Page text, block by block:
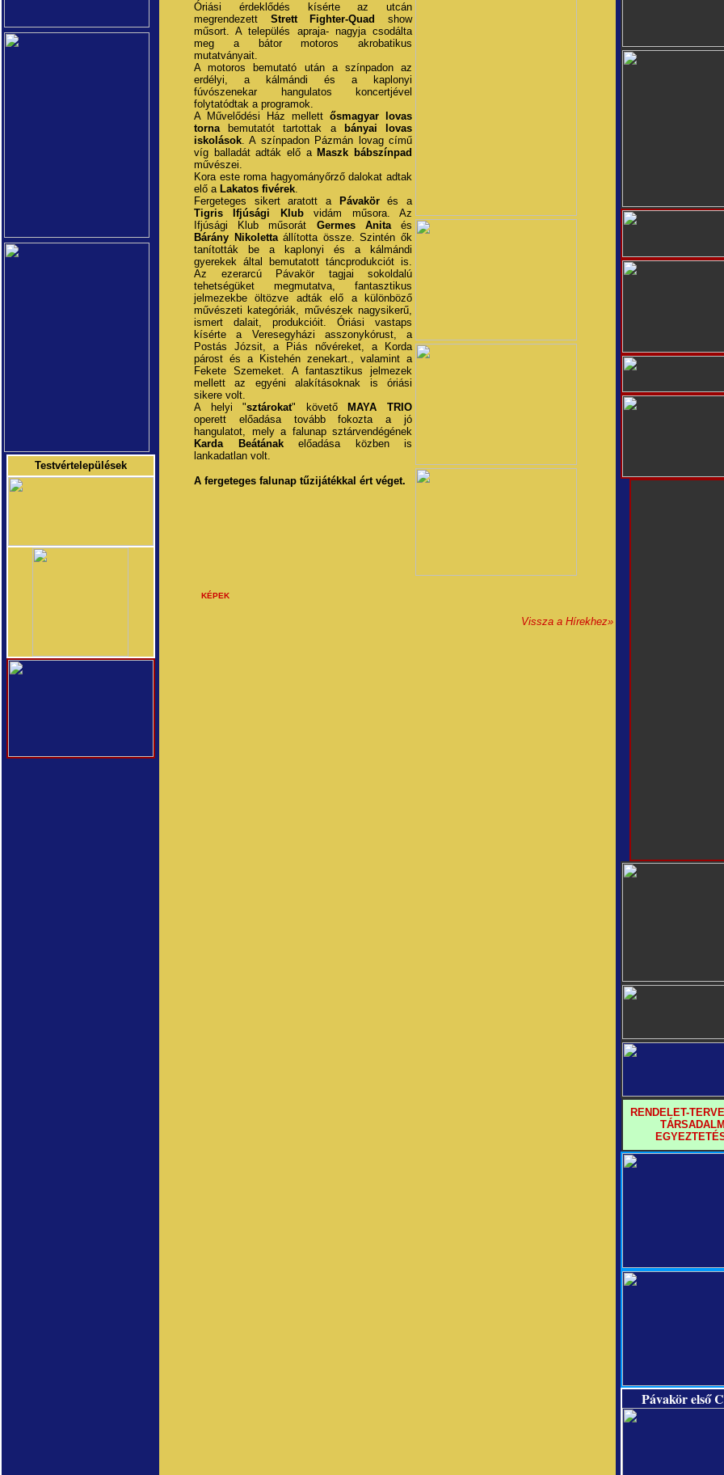
Testvértelepülések
Óriási érdeklődés kísérte az utcán
megrendezett Strett Fighter-Quad
show
műsort. A település apraja- nagyja csodálta
meg a bátor motoros akrobatikus
mutatványait.
A motoros bemutató után a színpadon az
erdélyi, a kálmándi és a kaplonyi
fúvószenekar hangulatos koncertjével
folytatódtak a programok.
A Művelődési Ház mellett ősmagyar lovas
tornabemutatót tartottak a
bányai lovas
iskolások. A színpadon Pázmán lovag című
víg balladát adták elő a Maszk bábszínpad
művészei.
Kora este roma hagyományőrző dalokat adtak
elő a Lakatos fivérek.
Fergeteges sikert aratott a
Pávakörés a
Tigris Ifjúsági Klubvidám műsora. Az
Ifjúsági Klub műsorát Germes Anitaés
Bárány Nikolettaállította össze. Szintén ők
tanították be a kaplonyi és a kálmándi
gyerekek által bemutatott táncprodukciót is.
Az ezerarcú Pávakör tagjai sokoldalú
tehetségüket megmutatva, fantasztikus
jelmezekbe öltözve adták elő a különböző
művészeti kategóriák, művészek nagysikerű,
ismert dalait, produkcióit. Óriási vastaps
kísérte a Veresegyházi asszonykórust, a
Postás Józsit, a Piás nővéreket, a Korda
párost és a Kistehén zenekart., valamint a
Fekete Szemeket. A fantasztikus jelmezek
mellett az egyéni alakításoknak is óriási
sikere volt.
A helyi "sztárokat" követőMAYA TRIO
operett előadása tovább fokozta a jó
hangulatot, mely a falunap sztárvendégének
Karda Beátánakelőadása közben is
lankadatlan volt.
A fergeteges falunap tűzijátékkal ért véget.
KÉPEK
Vissza a Hírekhez»
RENDELET-
TÁRSADALMI
Pávakör első